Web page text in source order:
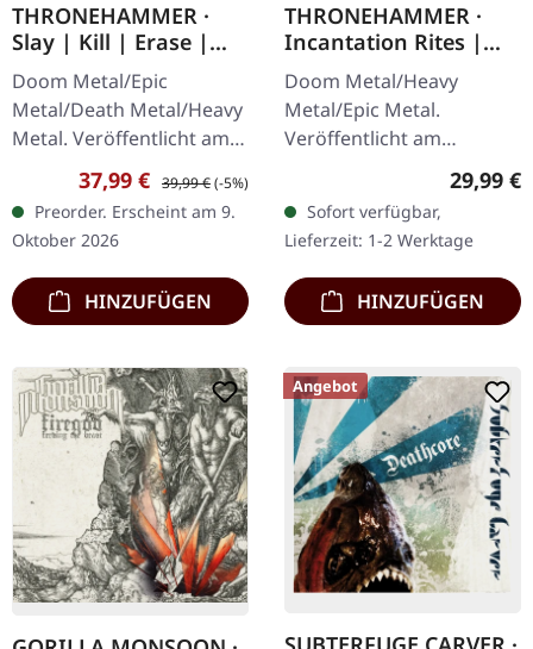
THRONEHAMMER ·
Slay | Kill | Erase |
BLOOD SPLATTER 2LP
Doom Metal/Epic
Metal/Death Metal/Heavy
Metal. Veröffentlicht am
09.10.2026, auf Supreme
Chaos Records. Crystal
Clear/Blood Splatter
Doppel-Vinyl im…
Verkaufspreis:
37,99 € Regulärer Preis:
39,99 €(-5%)
Preorder. Erscheint am 9.
Oktober 2026
HINZUFÜGEN
THRONEHAMMER ·
Incantation Rites |
SPLATTER 2LP
Doom Metal/Heavy
Metal/Epic Metal.
Veröffentlicht am
21.10.2022, auf Supreme
Chaos Records. SCR-
exklusives Transparent
Rot/Schwarz/Weiß…
29,99 €
Sofort verfügbar,
Lieferzeit: 1-2 Werktage
HINZUFÜGEN
Angebot